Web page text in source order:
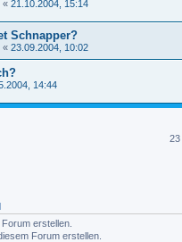
« 21.10.2004, 15:14
Schnapper?
« 23.09.2004, 10:02
14:44
23
erstellen.
Forum erstellen.